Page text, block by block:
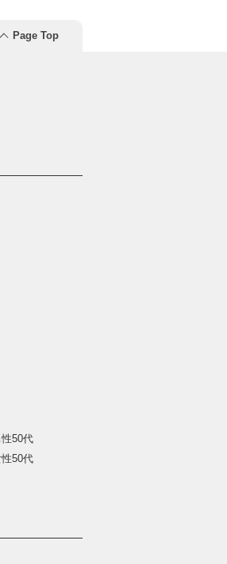
Page Top
性50代
50代